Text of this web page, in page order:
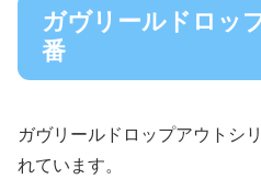
ガヴリールドロッ
番
ガヴリールドロップアウトシ
れています。